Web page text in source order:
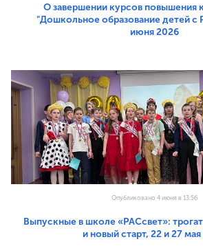
О завершении курсов повышения
"Дошкольное образование детей с
июня 2026
Опубликовано 4 июня в 13:56
Выпускные в школе «РАСсвет»:
и новый старт, 22 и 27